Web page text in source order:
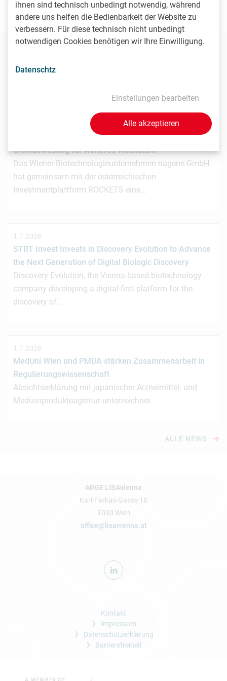
news(at)lisavienna.at.
Wiener Biotech-Unternehmen nagene startet
Crowdinvesting für weiteres Wachstum
Das Wiener Biotechnologieunternehmen nagene GmbH
hat gemeinsam mit der österreichischen
Investmentplattform ROCKETS eine…
1.7.2026
STRT Invest Invests in Discovery Evolution to Advance
the Next Generation of Digital Biologic Discovery
Discovery Evolution, the Vienna-based biotechnology
company developing a digital-first platform for the
discovery of…
1.7.2026
MedUni Wien und PMDA stärken Zusammenarbeit in
Regulierungswissenschaft
Absichtserklärung mit japanischer Arzneimittel- und
Medizinprodukteagentur unterzeichnet
ALLE NEWS
ARGE LISAvienna
Karl-Farkas-Gasse 18
1030 Wien
office@lisavienna.at
Kontakt
Impressum
Datenschutzerklärung
Barrierefreiheit
ihnen sind technisch unbedingt notwendig, während
andere uns helfen die Bedienbarkeit der Website zu
verbessern. Für diese technisch nicht unbedingt
notwendigen Cookies benötigen wir Ihre Einwilligung.
Datenschtz
Einstellungen bearbeiten
Alle akzeptieren